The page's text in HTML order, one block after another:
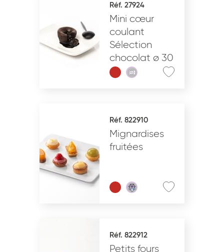
Réf. 27924
Mini cœur
coulant
Sélection
chocolat ø 30
Réf. 822910
Mignardises
fruitées
Réf. 822912
Petits fours